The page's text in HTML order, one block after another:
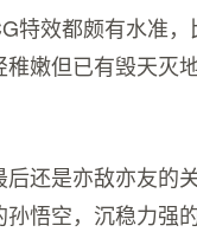
特效都颇有水准，
嫩但已有毁天灭
还是亦敌亦友的
悟空，沉稳力强